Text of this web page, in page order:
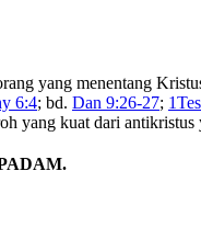
yang menentang
6:4; bd. Dan 9:26-27;
yang kuat dari